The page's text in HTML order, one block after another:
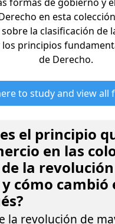
en esta
la clasificación de
principios
de Derecho.
to study and view all
el principio
en las
la
cómo cambió
la revolución de